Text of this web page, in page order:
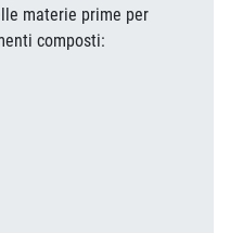
materie prime per
composti: